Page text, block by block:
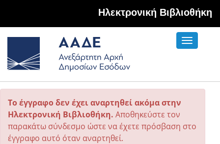
Hλεκτρονική Βιβλιοθήκη
Toggle
Το έγγραφο δεν έχει αναρτηθεί ακόμα στην
Ηλεκτρονική Βιβλιοθήκη. Αποθηκεύστε τον
παρακάτω σύνδεσμο ώστε να έχετε πρόσβαση στο
έγγραφο αυτό όταν αναρτηθεί.